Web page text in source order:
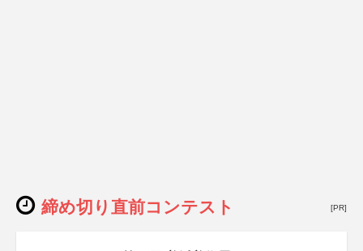
締め切り直前コンテスト [PR]